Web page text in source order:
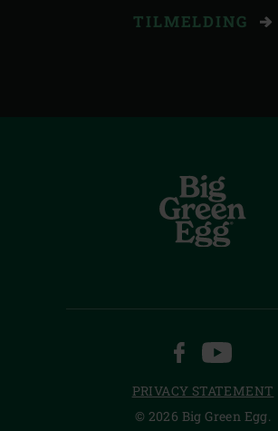
TILMELDING
FACEBOOK
PRIVACY STATEMENT
© 2026 Big Green Egg.